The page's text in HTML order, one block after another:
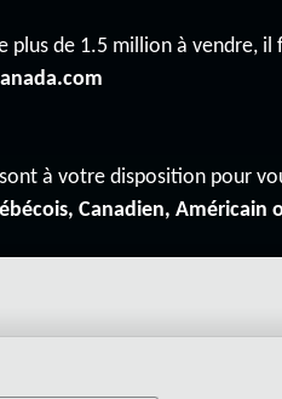
plus de 1.5 million à vendre,
à votre disposition pour
Canadien, Américain